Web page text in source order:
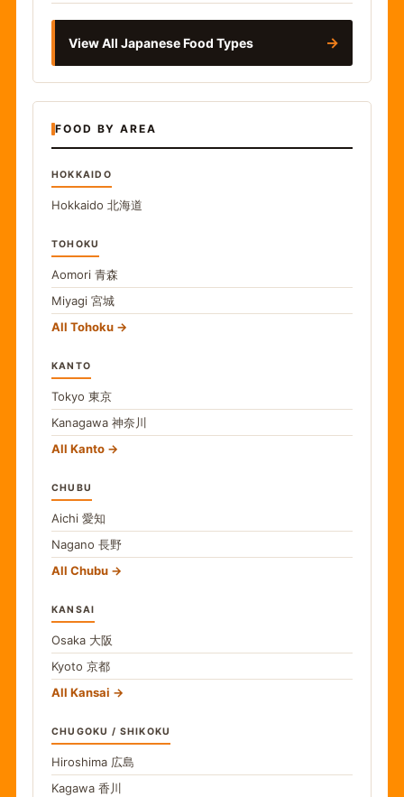
View All Japanese Food Types →
FOOD BY AREA
HOKKAIDO
Hokkaido 北海道
TOHOKU
Aomori 青森
Miyagi 宮城
All Tohoku
KANTO
Tokyo 東京
Kanagawa 神奈川
All Kanto
CHUBU
Aichi 愛知
Nagano 長野
All Chubu
KANSAI
Osaka 大阪
Kyoto 京都
All Kansai
CHUGOKU / SHIKOKU
Hiroshima 広島
Kagawa 香川